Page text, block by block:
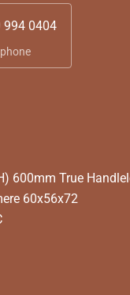
994 0404
600mm True
60x56x72